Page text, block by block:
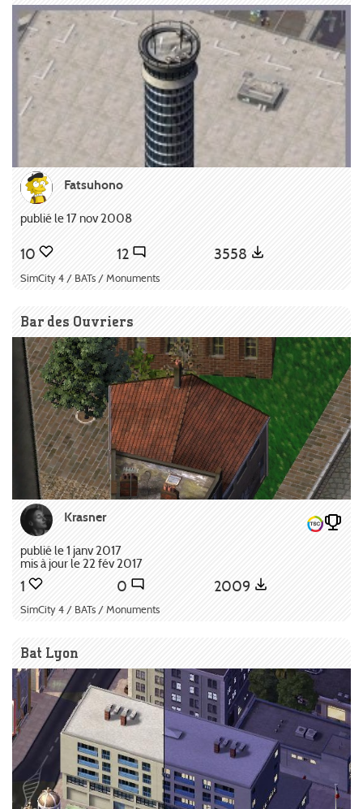
Fatsuhono
publié le 17 nov 2008
10 12 3558
SimCity 4 / BATs / Monuments
Bar des Ouvriers
Krasner
publié le 1 janv 2017
mis à jour le 22 fév 2017
1 0 2009
SimCity 4 / BATs / Monuments
Bat Lyon